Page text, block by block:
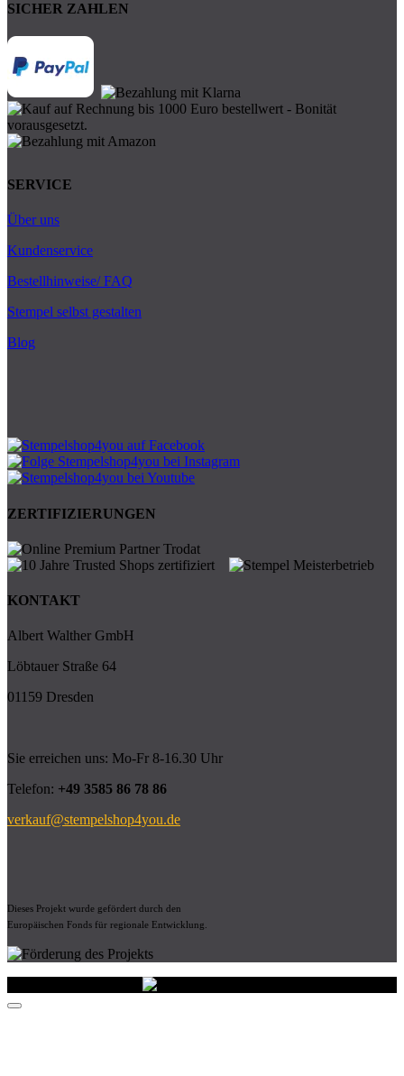
SICHER ZAHLEN
SERVICE
Über uns
Kundenservice
Bestellhinweise/ FAQ
Stempel selbst gestalten
Blog
ZERTIFIZIERUNGEN
KONTAKT
Albert Walther GmbH
Löbtauer Straße 64
01159 Dresden
Sie erreichen uns: Mo-Fr 8-16.30 Uhr
Telefon: +49 3585 86 78 86
verkauf@stempelshop4you.de
Dieses Projekt wurde gefördert durch den
Europäischen Fonds für regionale Entwicklung.